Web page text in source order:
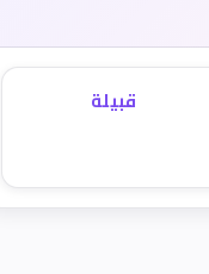
قبيلة